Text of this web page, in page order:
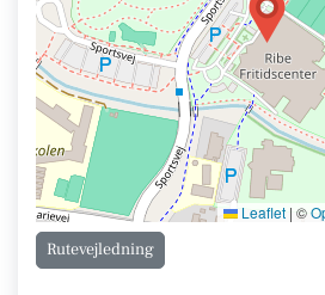
Leaflet | ©
Rutevejledning